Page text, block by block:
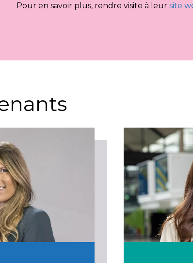
Pour en savoir plus, rendre visite à leur site